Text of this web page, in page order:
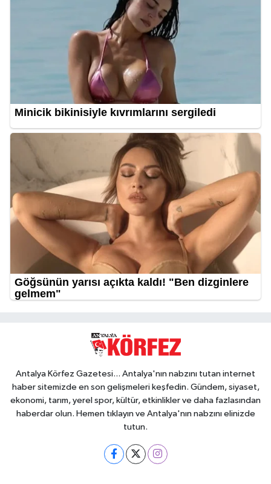
Antalya Körfez Gazetesi... Antalya'nın nabzını tutan internet
haber sitemizde en son gelişmeleri keşfedin. Gündem, siyaset,
ekonomi, tarım, yerel spor, kültür, etkinlikler ve daha fazlasından
haberdar olun. Hemen tıklayın ve Antalya'nın nabzını elinizde
tutun.